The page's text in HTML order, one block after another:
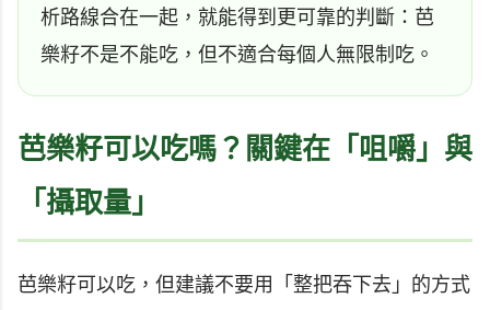
析路線合在一起，就能得到更可靠的判斷：芭
樂籽不是不能吃，但不適合每個人無限制吃。
芭樂籽可以吃嗎？關鍵在「咀嚼」與
「攝取量」
芭樂籽可以吃，但建議不要用「整把吞下去」的方式